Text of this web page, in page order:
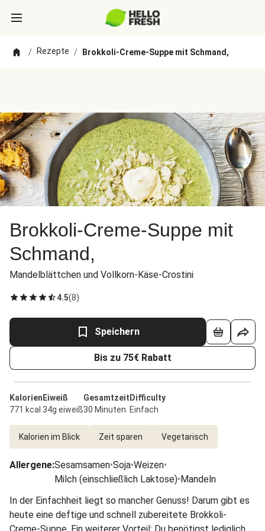
/ Rezepte / Brokkoli-Creme-Suppe mit Schmand,
Brokkoli-Creme-Suppe mit
Schmand,
Mandelblättchen und Vollkorn-Käse-Crostini
4.5(8)
Speichern
Bis zu 75€ Rabatt
Kalorien
771 kcal
Eiweiß
34g eiweiß
Gesamtzeit
30 Minuten
Difficulty
Einfach
Kalorien im Blick Zeit sparen Vegetarisch
Allergene:Sesamsamen•Soja•Weizen•
Milch (einschließlich Laktose)•Mandeln
In der Einfachheit liegt so mancher Genuss! Darum gibt es
heute eine deftige und schnell zubereitete Brokkoli-